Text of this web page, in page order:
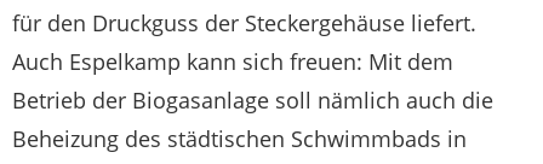
für den Druckguss der Steckergehäuse liefert.
Auch Espelkamp kann sich freuen: Mit dem
Betrieb der Biogasanlage soll nämlich auch die
Beheizung des städtischen Schwimmbads in